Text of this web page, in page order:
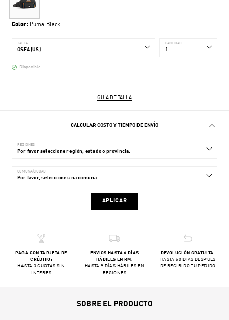
Color: Puma Black
TALLA CANTIDAD
Disponible
GUÍA DE TALLA
CALCULAR COSTO Y TIEMPO DE ENVÍO
REGIONES
COMUNA/CIUDAD
APLICAR
PAGA CON TARJETA DE
CRÉDITO:
HASTA 3 CUOTAS SIN
INTERÉS
ENVÍOS HASTA 6 DÍAS
HÁBILES EN RM.
HASTA 9 DÍAS HÁBILES EN
REGIONES
DEVOLUCIÓN GRATUITA.
HASTA 60 DÍAS DESPUÉS
DE RECIBIDO TU PEDIDO
SOBRE EL PRODUCTO